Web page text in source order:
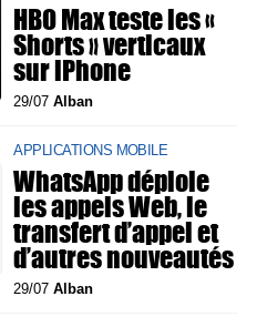
HBO Max teste les «
Shorts » verticaux
sur iPhone
29/07Alban
APPLICATIONS MOBILE
WhatsApp déploie
les appels Web, le
transfert d’appel et
d’autres nouveautés
29/07Alban